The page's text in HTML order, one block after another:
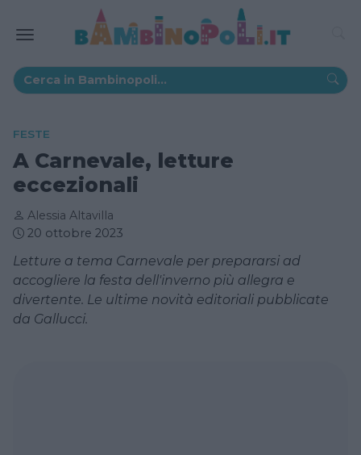
FESTE
A Carnevale, letture
eccezionali
Alessia Altavilla
20 ottobre 2023
Letture a tema Carnevale per prepararsi ad
accogliere la festa dell'inverno più allegra e
divertente. Le ultime novità editoriali pubblicate
da Gallucci.